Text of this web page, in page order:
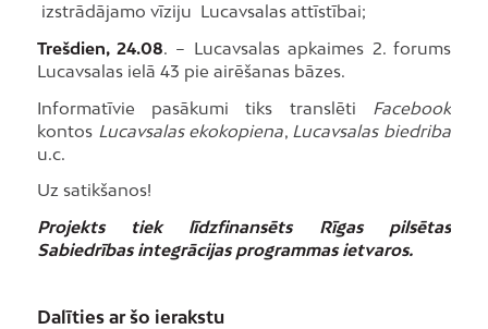
izstrādājamo vīziju Lucavsalas attīstībai;
Trešdien, 24.08. – Lucavsalas apkaimes 2. forums
Lucavsalas ielā 43 pie airēšanas bāzes.
Informatīvie pasākumi tiks translēti Facebook
kontos Lucavsalas ekokopiena, Lucavsalas biedriba
u.c.
Uz satikšanos!
Projekts tiek līdzfinansēts Rīgas pilsētas
Sabiedrības integrācijas programmas ietvaros.
Dalīties ar šo ierakstu